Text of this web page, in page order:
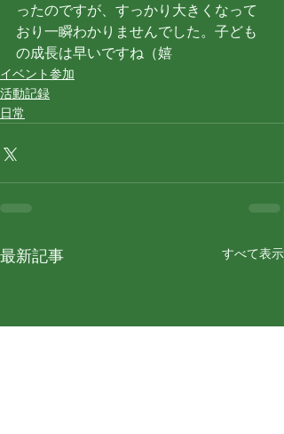
ったのですが、すっかり大きくなって
おり一瞬わかりませんでした。子ども
の成長は早いですね（嬉
イベント参加
活動記録
日常
最新記事 すべて表示